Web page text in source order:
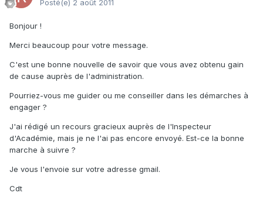
Posté(e) 2 août 2011
Bonjour !
Merci beaucoup pour votre message.
C'est une bonne nouvelle de savoir que vous avez obtenu gain
de cause auprès de l'administration.
Pourriez-vous me guider ou me conseiller dans les démarches à
engager ?
J'ai rédigé un recours gracieux auprès de l'Inspecteur
d'Académie, mais je ne l'ai pas encore envoyé. Est-ce la bonne
marche à suivre ?
Je vous l'envoie sur votre adresse gmail.
Cdt